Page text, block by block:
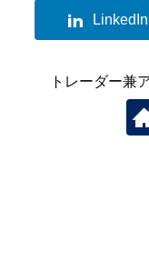
LinkedIn
トレーダー兼